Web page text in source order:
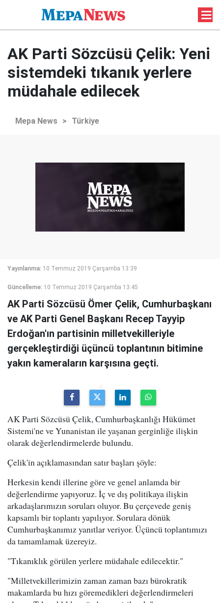
AK Parti Sözcüsü Çelik: Yeni
sistemdeki tıkanık yerlere
müdahale edilecek
Mepa News > Türkiye
Yayınlanma: 10 Temmuz 2019 Çarşamba 13:39
Güncelleme: 10 Temmuz 2019 Çarşamba 13:45
AK Parti Sözcüsü Ömer Çelik, Cumhurbaşkanı
ve AK Parti Genel Başkanı Recep Tayyip
Erdoğan'ın partisinin milletvekilleriyle
gerçekleştirdiği üçüncü toplantının bitimine
yakın kameraların karşısına geçti.
AK Parti Sözcüsü Çelik, Cumhurbaşkanlığı Hükümet
Sistemi'ne ve Yunanistan ile yaşanan gerginliğe ilişkin
olarak değerlendirmelerde bulundu.
Çelik'in açıklamasından satır başları şöyle:
Herkesin kendi illerine göre ve genel anlamda bir
değerlendirme yapıyoruz. İç ve dış politikaya ilişkin
arkadaşlarımızın soruları oluyor. Bu çerçevede geniş
kapsamlı bir toplantı yapılıyor. Sorulara dönük
Cumhurbaşkanımız yanıtlar veriyor. Üçüncü toplantımızı
da tamamlamak üzereyiz.
"Tıkanıklık görülen yerlere müdahale edilecektir."
"Milletvekillerimizin zaman zaman bazı bürokratik
makamlarda bu hızı göremedikleri değerlendirmeleri